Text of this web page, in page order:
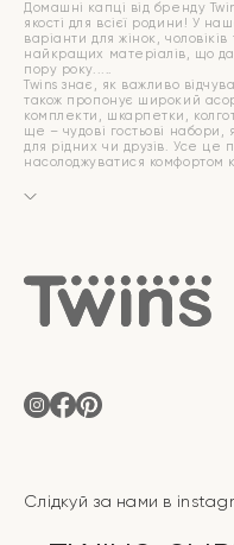
Домашні капці від бренду
якості для всієї родини! У
варіанти для жінок,
найкращих матеріалів, що
пору року.
Twins знає, як важливо
також пропонує широкий
комплекти, шкарпетки,
ще – чудові гостьові
для рідних чи друзів. Усе це
насолоджуватися комфортом
Слідкуй за нами в